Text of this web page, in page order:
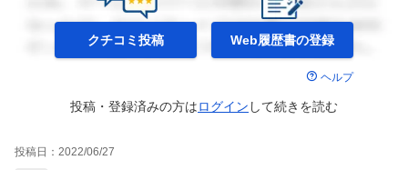
クチコミ投稿 Web履歴書の登録
ヘルプ
投稿・登録済みの方はログイン して続きを読む
投稿日： 2022/06/27